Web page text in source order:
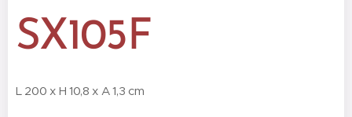
SX105F
L 200 x H 10,8 x A 1,3 cm